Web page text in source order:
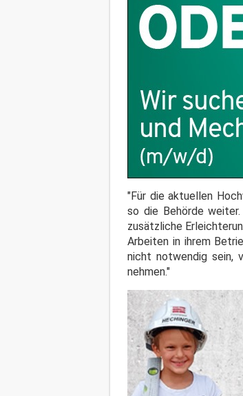
"Für die aktuellen
so die Behörde
zusätzliche
Arbeiten in ihrem
nicht notwendig sein,
nehmen."